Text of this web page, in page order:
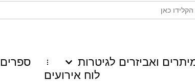
ואביזרים לגיטרות ספרים
לוח אירועים